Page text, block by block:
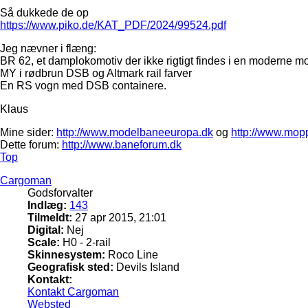
Så dukkede de op
https://www.piko.de/KAT_PDF/2024/99524.pdf
Jeg nævner i flæng:
BR 62, et damplokomotiv der ikke rigtigt findes i en moderne
MY i rødbrun DSB og Altmark rail farver
En RS vogn med DSB containere.
Klaus
Mine sider: http://www.modelbaneeuropa.dk og http://
Dette forum: http://www.baneforum.dk
Top
Cargoman
Godsforvalter
Indlæg: 143
Tilmeldt: 27 apr 2015, 21:01
Digital: Nej
Scale: H0 - 2-rail
Skinnesystem: Roco Line
Geografisk sted: Devils Island
Kontakt:
Kontakt Cargoman
Websted